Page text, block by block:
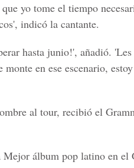
yo tome el tiempo
indicó la cantante.
hasta junio!', añadió.
en ese escenario,
al tour, recibió el
Mejor álbum pop latino en el